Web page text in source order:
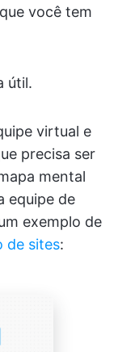
você tem
útil.
virtual e
precisa ser
mental
equipe de
exemplo de
de sites: